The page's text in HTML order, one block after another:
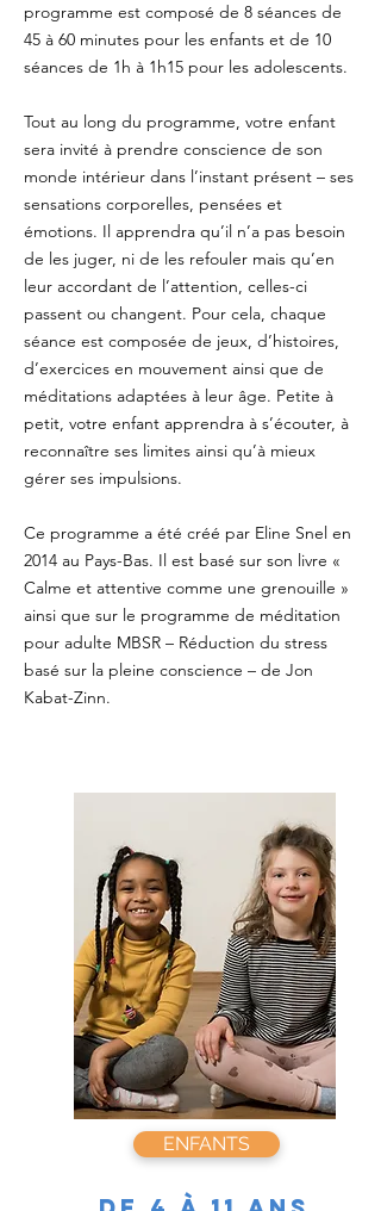
programme est composé de 8 séances de
45 à 60 minutes pour les enfants et de 10
séances de 1h à 1h15 pour les adolescents.
Tout au long du programme, votre enfant
sera invité à prendre conscience de son
monde intérieur dans l’instant présent – ses
sensations corporelles, pensées et
émotions. Il apprendra qu’il n’a pas besoin
de les juger, ni de les refouler mais qu’en
leur accordant de l’attention, celles-ci
passent ou changent. Pour cela, chaque
séance est composée de jeux, d’histoires,
d’exercices en mouvement ainsi que de
méditations adaptées à leur âge. Petite à
petit, votre enfant apprendra à s’écouter, à
reconnaître ses limites ainsi qu’à mieux
gérer ses impulsions.
Ce programme a été créé par Eline Snel en
2014 au Pays-Bas. Il est basé sur son livre «
Calme et attentive comme une grenouille »
ainsi que sur le programme de méditation
pour adulte MBSR – Réduction du stress
basé sur la pleine conscience – de Jon
Kabat-Zinn.
ENFANTS